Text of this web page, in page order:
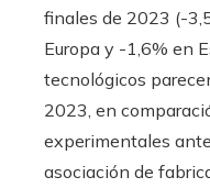
finales de 2023 (-
Europa y -1,6% en
tecnológicos
2023, en
experimentales
asociación de